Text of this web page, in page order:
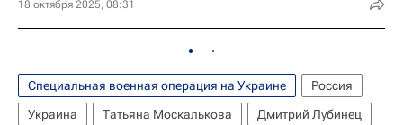
18 октября 2025, 08:31
Специальная военная операция на Украине
Россия
Украина
Татьяна Москалькова
Дмитрий Лубинец